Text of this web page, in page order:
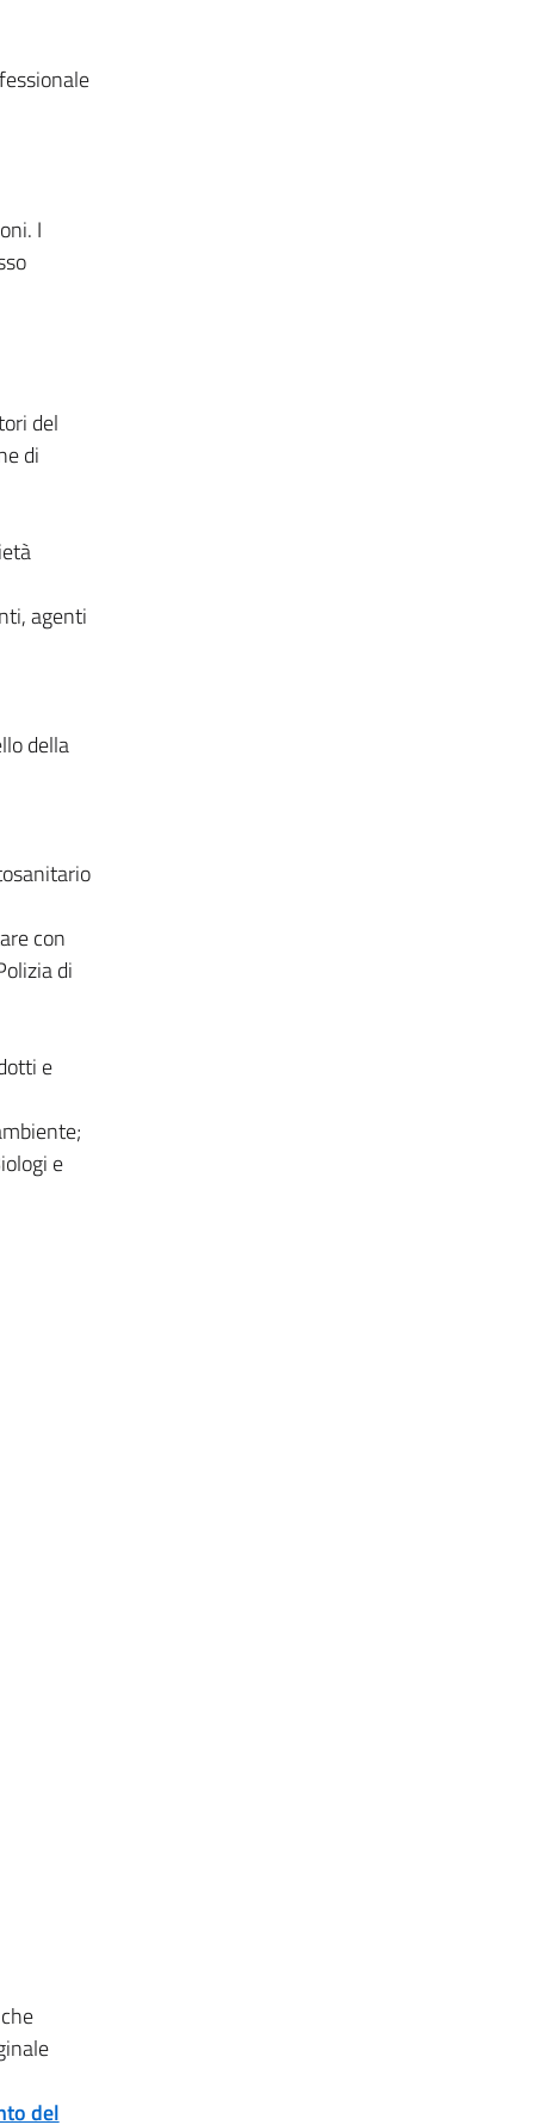
I
del
di
agenti
della
con
di
e
e
del